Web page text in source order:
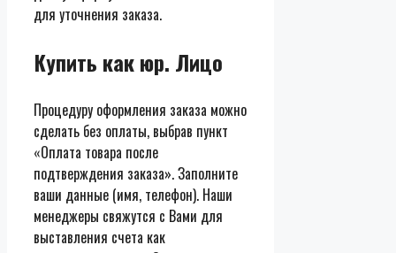
для уточнения заказа.
Купить как юр. Лицо
Процедуру оформления заказа можно
сделать без оплаты, выбрав пункт
«Оплата товара после
подтверждения заказа». Заполните
ваши данные (имя, телефон). Наши
менеджеры свяжутся с Вами для
выставления счета как